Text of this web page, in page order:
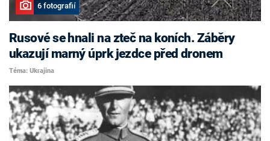
6 fotografií
Rusové se hnali na zteč na koních. Záběry
ukazují marný úprk jezdce před dronem
Téma: Ukrajina